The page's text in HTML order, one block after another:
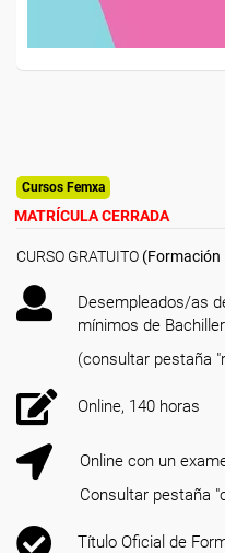
Cursos Femxa
MATRÍCULA CERRADA
CURSO GRATUITO (Formación
Desempleados/as
mínimos de
(consultar pestaña
Online, 140 horas
Online con un
Consultar pestaña
Título Oficial de